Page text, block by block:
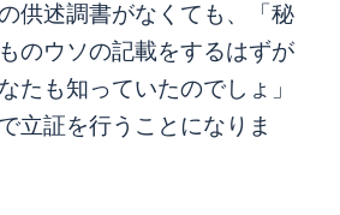
供述調書がなくても、「秘
のウソの記載をするはずが
たも知っていたのでしょ」
立証を行うことになりま